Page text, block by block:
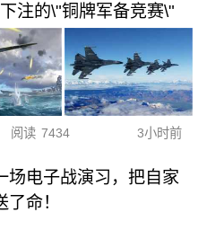
注的\"铜牌军备竞赛\"
阅读 7434 3小时前
场电子战演习，把自家
了命！